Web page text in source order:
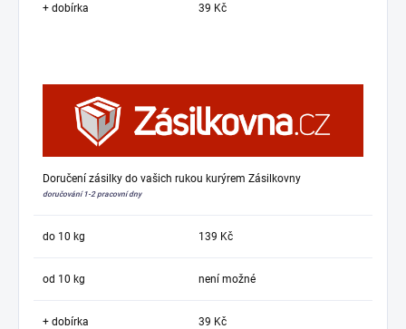
+ dobírka 39 Kč
Doručení zásilky do vašich rukou kurýrem Zásilkovny
doručování 1-2 pracovní dny
do 10 kg 139 Kč
od 10 kg není možné
+ dobírka 39 Kč